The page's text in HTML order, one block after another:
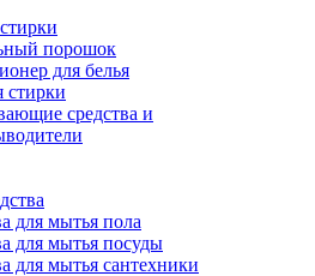
порошок
для белья
стирки
средства и
для мытья пола
для мытья посуды
для мытья сантехники